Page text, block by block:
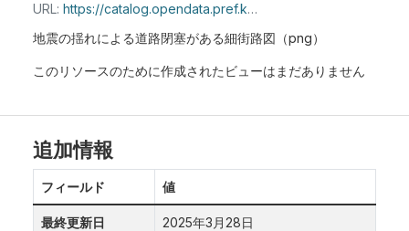
URL: https://catalog.opendata.pref.kanagawa.jp/dataset/e8b3a9c0-38ac-4632-ace6-61334abe0cbe/resource/28a50cb3-1143-4801-8fd8-6959f88db8a9/download/11_.zip
地震の揺れによる道路閉塞がある細街路図（png）
このリソースのために作成されたビューはまだありません
追加情報
フィールド 値
最終更新日 2025年3月28日